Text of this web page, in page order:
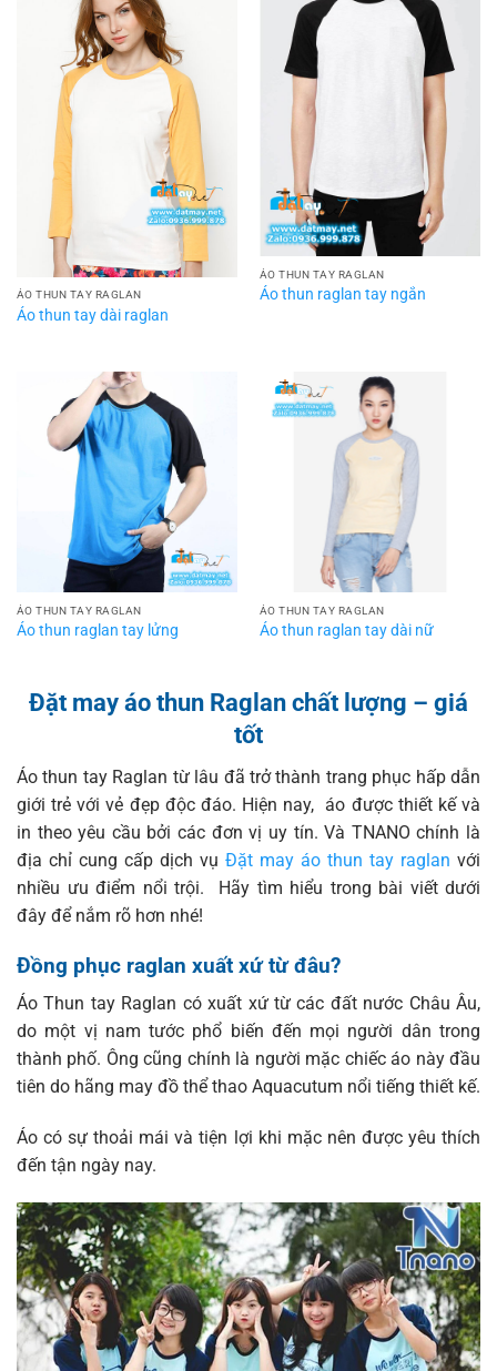
ÁO THUN TAY RAGLAN
Áo thun tay dài raglan
ÁO THUN TAY RAGLAN
Áo thun raglan tay ngắn
ÁO THUN TAY RAGLAN
Áo thun raglan tay lửng
ÁO THUN TAY RAGLAN
Áo thun raglan tay dài nữ
Đặt may áo thun Raglan chất lượng – giá
tốt
Áo thun tay Raglan từ lâu đã trở thành trang phục hấp dẫn
giới trẻ với vẻ đẹp độc đáo. Hiện nay, áo được thiết kế và
in theo yêu cầu bởi các đơn vị uy tín. Và TNANO chính là
địa chỉ cung cấp dịch vụ Đặt may áo thun tay raglan với
nhiều ưu điểm nổi trội. Hãy tìm hiểu trong bài viết dưới
đây để nắm rõ hơn nhé!
Đồng phục raglan xuất xứ từ đâu?
Áo Thun tay Raglan có xuất xứ từ các đất nước Châu Âu,
do một vị nam tước phổ biến đến mọi người dân trong
thành phố. Ông cũng chính là người mặc chiếc áo này đầu
tiên do hãng may đồ thể thao Aquacutum nổi tiếng thiết kế.
Áo có sự thoải mái và tiện lợi khi mặc nên được yêu thích
đến tận ngày nay.